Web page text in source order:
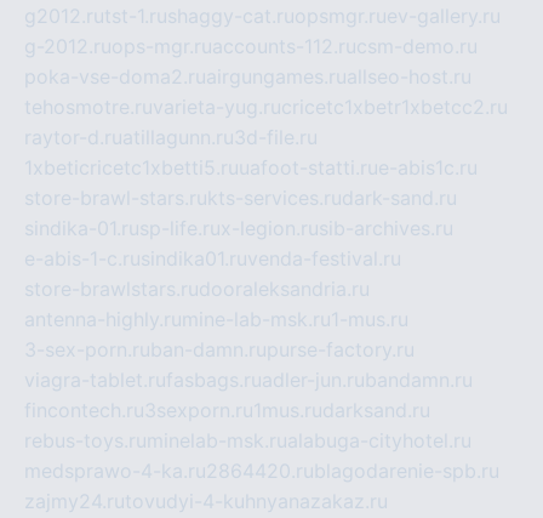
g2012.rutst-1.rushaggy-cat.ruopsmgr.ruev-gallery.ru
g-2012.ruops-mgr.ruaccounts-112.rucsm-demo.ru
poka-vse-doma2.ruairgungames.ruallseo-host.ru
tehosmotre.ruvarieta-yug.rucricetc1xbetr1xbetcc2.ru
raytor-d.ruatillagunn.ru3d-file.ru
1xbeticricetc1xbetti5.ruuafoot-statti.rue-abis1c.ru
store-brawl-stars.rukts-services.rudark-sand.ru
sindika-01.rusp-life.rux-legion.rusib-archives.ru
e-abis-1-c.rusindika01.ruvenda-festival.ru
store-brawlstars.rudooraleksandria.ru
antenna-highly.ru mine-lab-msk.ru1-mus.ru
3-sex-porn.ruban-damn.rupurse-factory.ru
viagra-tablet.rufasbags.ruadler-jun.rubandamn.ru
fincontech.ru3sexporn.ru1mus.rudarksand.ru
rebus-toys.ru minelab-msk.rualabuga-cityhotel.ru
medsprawo-4-ka.ru2864420.rublagodarenie-spb.ru
zajmy24.rutovudyi-4-kuhnyanazakaz.ru